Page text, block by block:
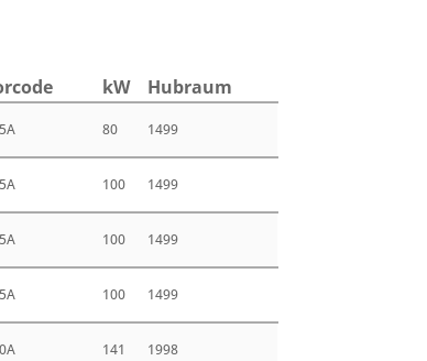
kW Hub­raum
80 1499
100 1499
100 1499
100 1499
141 1998